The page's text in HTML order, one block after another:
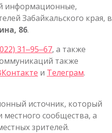
информационные,
Забайкальского края, в
86.
31‒95‒67, а также
также
и Телеграм.
источник, который
сообщества, а
зрителей.